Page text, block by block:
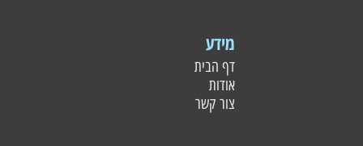
מידע
דף הבית
אודות
צור קשר